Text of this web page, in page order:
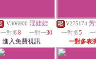
V306900 淫娃娃
一對多8 一對一30
進入免費視訊
V275174
一對多5
一對多表